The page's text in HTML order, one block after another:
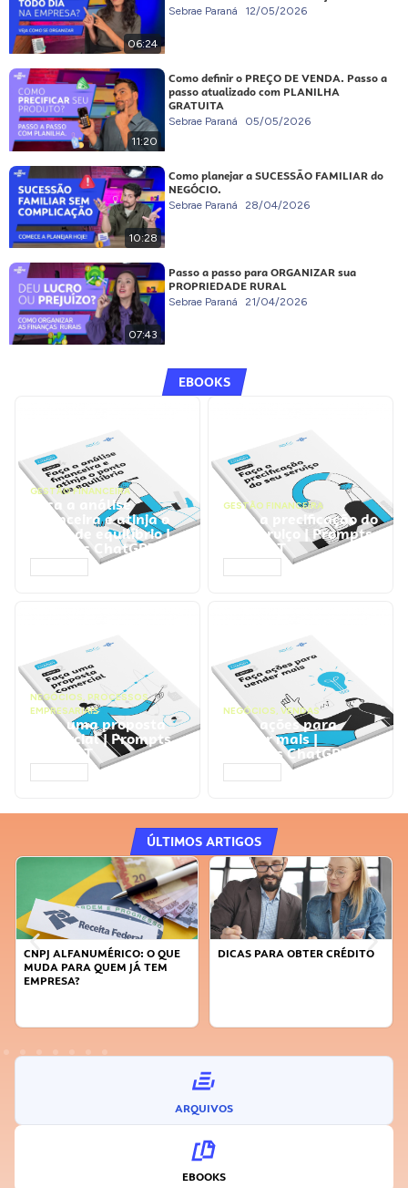
06:24
Sebrae Paraná 12/05/2026
11:20
Como definir o PREÇO DE VENDA. Passo a
passo atualizado com PLANILHA
GRATUITA
Sebrae Paraná 05/05/2026
10:28
Como planejar a SUCESSÃO FAMILIAR do
NEGÓCIO.
Sebrae Paraná 28/04/2026
07:43
Passo a passo para ORGANIZAR sua
PROPRIEDADE RURAL
Sebrae Paraná 21/04/2026
EBOOKS
GESTÃO FINANCEIRA
Faça a análise
financeira e atinja o
ponto de equilíbrio |
Prompts ChatGPT
GESTÃO FINANCEIRA
Faça a precificação do
seu serviço | Prompts
ChatGPT
NEGÓCIOS, PROCESSOS
EMPRESARIAIS
Faça uma proposta
comercial | Prompts
ChatGPT
NEGÓCIOS, VENDAS
Faça ações para
vender mais |
Prompts ChatGPT
ÚLTIMOS ARTIGOS
DICAS PARA OBTER CRÉDITO
FAÇA A DIFERENÇA: SEJA
ARQUIVOS
EBOOKS